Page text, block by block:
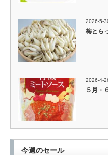
2026-5-
梅とら
2026-4-
５月・
今週のセール